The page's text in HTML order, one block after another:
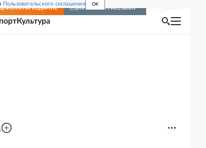
Пользовательского соглашения OK
НА ИЗДАНИЕ ВКЛЮЧИТЬ РАССЫЛКУ
Культура